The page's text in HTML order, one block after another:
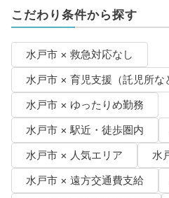
こだわり条件から探す
水戸市 × 救急対応なし
水戸市 × 育児支援（託児所な
水戸市 × ゆったりめ勤務
水戸市 × 駅近・徒歩圏内
水戸市 × 人気エリア
水
水戸市 × 遠方交通費支給